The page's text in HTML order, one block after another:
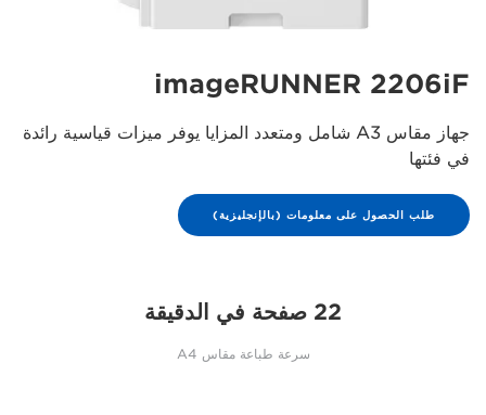
imageRUNNER 2206iF
جهاز مقاس A3 شامل ومتعدد المزايا يوفر ميزات قياسية رائدة
في فئتها
طلب الحصول على معلومات (بالإنجليزية)
22 صفحة في الدقيقة
سرعة طباعة مقاس A4